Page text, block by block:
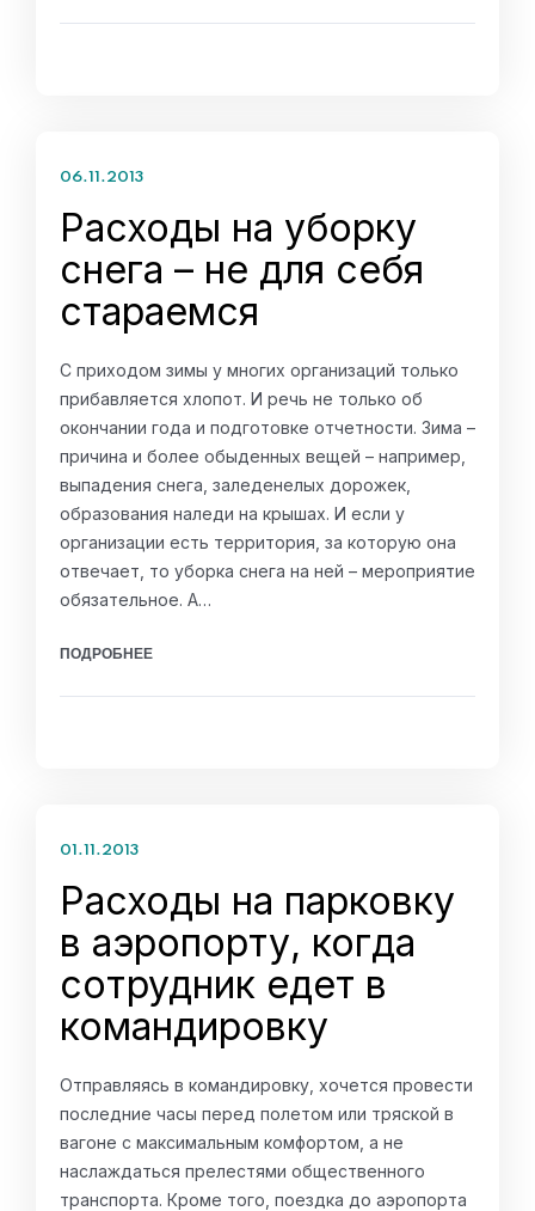
06.11.2013
Расходы на уборку
снега – не для себя
стараемся
С приходом зимы у многих организаций только
прибавляется хлопот. И речь не только об
окончании года и подготовке отчетности. Зима –
причина и более обыденных вещей – например,
выпадения снега, заледенелых дорожек,
образования наледи на крышах. И если у
организации есть территория, за которую она
отвечает, то уборка снега на ней – мероприятие
обязательное. А…
ПОДРОБНЕЕ
01.11.2013
Расходы на парковку
в аэропорту, когда
сотрудник едет в
командировку
Отправляясь в командировку, хочется провести
последние часы перед полетом или тряской в
вагоне с максимальным комфортом, а не
наслаждаться прелестями общественного
транспорта. Кроме того, поездка до аэропорта